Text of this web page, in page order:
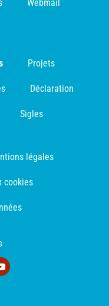
Webmail
Projets
Déclaration
Sigles
légales
cookies